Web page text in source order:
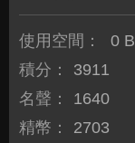
使用空間：
0 B
積分：
3911
名聲：
1640
精幣：
2703